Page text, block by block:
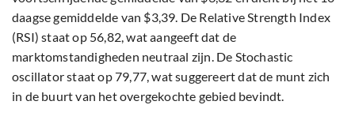
daagse gemiddelde van $3,39. De Relative Strength Index
(RSI) staat op 56,82, wat aangeeft dat de
marktomstandigheden neutraal zijn. De Stochastic
oscillator staat op 79,77, wat suggereert dat de munt zich
in de buurt van het overgekochte gebied bevindt.